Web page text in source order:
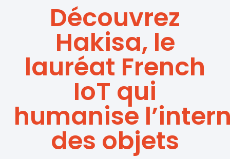
Découvrez
Hakisa, le
lauréat French
IoT qui
humanise
des objets